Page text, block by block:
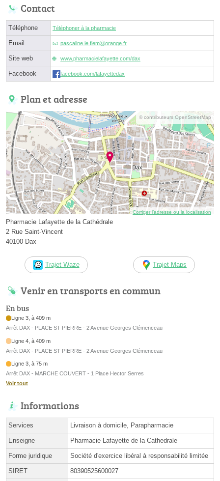
Contact
Téléphone Téléphoner à la pharmacie
Email pascaline.le.flemⓐorange.fr
Site web www.pharmacielafayette.com/dax
Facebook facebook.com/lafayettedax
Plan et adresse
© contributeurs OpenStreetMap
Corriger l’adresse ou la localisation
Pharmacie Lafayette de la Cathédrale
2 Rue Saint-Vincent
40100 Dax
Trajet Waze Trajet Maps
Venir en transports en commun
En bus
Ligne 3, à 409 m
Arrêt DAX - PLACE ST PIERRE - 2 Avenue Georges Clémenceau
Ligne 4, à 409 m
Arrêt DAX - PLACE ST PIERRE - 2 Avenue Georges Clémenceau
Ligne 3, à 75 m
Arrêt DAX - MARCHE COUVERT - 1 Place Hector Serres
Voir tout
Informations
Services Livraison à domicile, Parapharmacie
Enseigne Pharmacie Lafayette de la Cathedrale
Forme juridique Société d'exercice libéral à responsabilité limitée
SIRET 80390525600027